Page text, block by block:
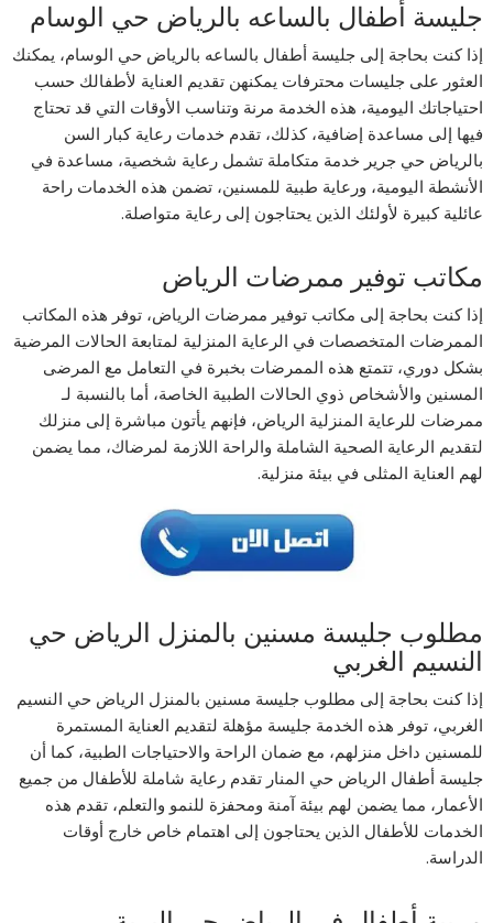
جليسة أطفال بالساعه بالرياض حي الوسام
إذا كنت بحاجة إلى جليسة أطفال بالساعه بالرياض حي الوسام، يمكنك
العثور على جليسات محترفات يمكنهن تقديم العناية لأطفالك حسب
احتياجاتك اليومية، هذه الخدمة مرنة وتناسب الأوقات التي قد تحتاج
فيها إلى مساعدة إضافية، كذلك، تقدم خدمات رعاية كبار السن
بالرياض حي جرير خدمة متكاملة تشمل رعاية شخصية، مساعدة في
الأنشطة اليومية، ورعاية طبية للمسنين، تضمن هذه الخدمات راحة
عائلية كبيرة لأولئك الذين يحتاجون إلى رعاية متواصلة.
مكاتب توفير ممرضات الرياض
إذا كنت بحاجة إلى مكاتب توفير ممرضات الرياض، توفر هذه المكاتب
الممرضات المتخصصات في الرعاية المنزلية لمتابعة الحالات المرضية
بشكل دوري، تتمتع هذه الممرضات بخبرة في التعامل مع المرضى
المسنين والأشخاص ذوي الحالات الطبية الخاصة، أما بالنسبة لـ
ممرضات للرعاية المنزلية الرياض، فإنهم يأتون مباشرة إلى منزلك
لتقديم الرعاية الصحية الشاملة والراحة اللازمة لمرضاك، مما يضمن
لهم العناية المثلى في بيئة منزلية.
مطلوب جليسة مسنين بالمنزل الرياض حي
النسيم الغربي
إذا كنت بحاجة إلى مطلوب جليسة مسنين بالمنزل الرياض حي النسيم
الغربي، توفر هذه الخدمة جليسة مؤهلة لتقديم العناية المستمرة
للمسنين داخل منزلهم، مع ضمان الراحة والاحتياجات الطبية، كما أن
جليسة أطفال الرياض حي المنار تقدم رعاية شاملة للأطفال من جميع
الأعمار، مما يضمن لهم بيئة آمنة ومحفزة للنمو والتعلم، تقدم هذه
الخدمات للأطفال الذين يحتاجون إلى اهتمام خاص خارج أوقات
الدراسة.